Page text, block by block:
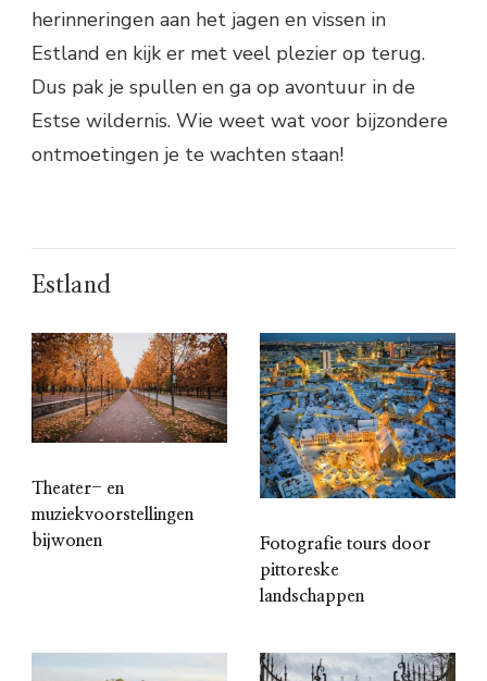
herinneringen aan het jagen en vissen in
Estland en kijk er met veel plezier op terug.
Dus pak je spullen en ga op avontuur in de
Estse wildernis. Wie weet wat voor bijzondere
ontmoetingen je te wachten staan!
Estland
Theater- en
muziekvoorstellingen
bijwonen
Fotografie tours door
pittoreske
landschappen